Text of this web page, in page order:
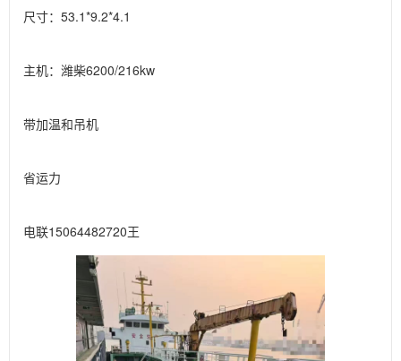
尺寸：53.1*9.2*4.1
主机：潍柴6200/216kw
带加温和吊机
省运力
电联15064482720王